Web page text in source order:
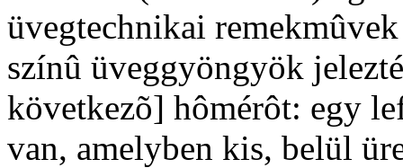
üvegtechnikai
színû üveggyöngyök
következõ] hômérôt: egy
van, amelyben kis, belül